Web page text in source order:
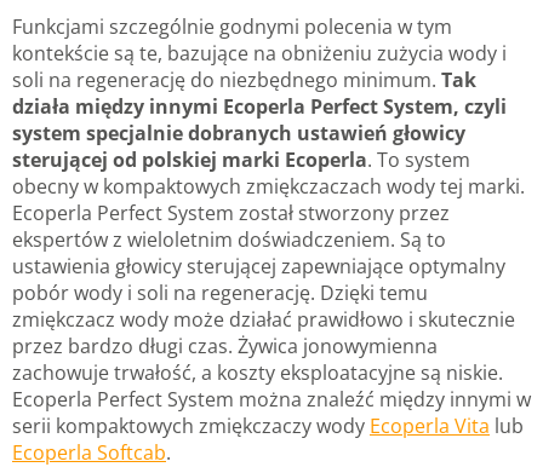
Funkcjami szczególnie godnymi polecenia w tym
kontekście są te, bazujące na obniżeniu zużycia wody i
soli na regenerację do niezbędnego minimum. Tak
działa między innymi Ecoperla Perfect System, czyli
system specjalnie dobranych ustawień głowicy
sterującej od polskiej marki Ecoperla. To system
obecny w kompaktowych zmiękczaczach wody tej marki.
Ecoperla Perfect System został stworzony przez
ekspertów z wieloletnim doświadczeniem. Są to
ustawienia głowicy sterującej zapewniające optymalny
pobór wody i soli na regenerację. Dzięki temu
zmiękczacz wody może działać prawidłowo i skutecznie
przez bardzo długi czas. Żywica jonowymienna
zachowuje trwałość, a koszty eksploatacyjne są niskie.
Ecoperla Perfect System można znaleźć między innymi w
serii kompaktowych zmiękczaczy wody Ecoperla Vita lub
Ecoperla Softcab.